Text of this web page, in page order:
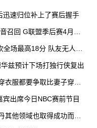
迅速归位补上了赛后握手
召回 G联盟季后赛4月开
场最高18分 队友无人上
兹预计下场打独行侠复出
服都要争取比妻子穿得
出席今日NBC赛前节目
他领域也取得成功而自